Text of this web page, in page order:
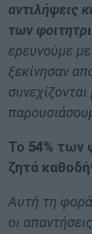
αντιλήψεις
των
ερευνούμε
ξεκίνησαν
Το 54% των
ζητά
Αυτή τη
οι